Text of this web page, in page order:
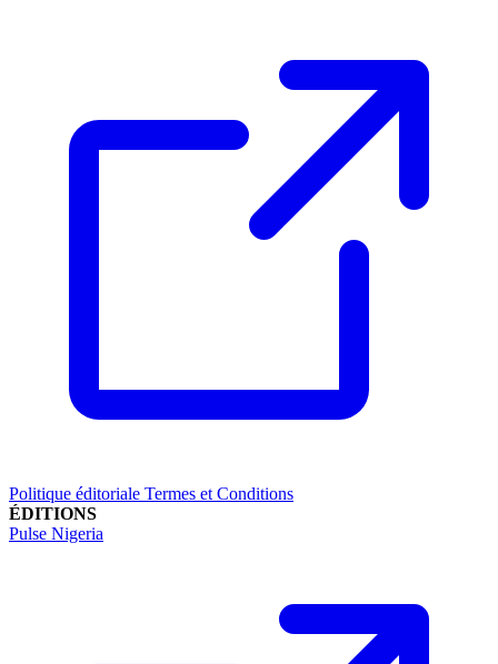
Politique éditoriale Termes et Conditions
ÉDITIONS
Pulse Nigeria